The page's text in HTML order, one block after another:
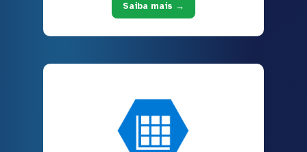
Saiba mais →